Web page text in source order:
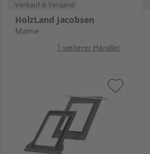
Verkauf & Versand
HolzLand Jacobsen
Marne
1 weiterer Händler